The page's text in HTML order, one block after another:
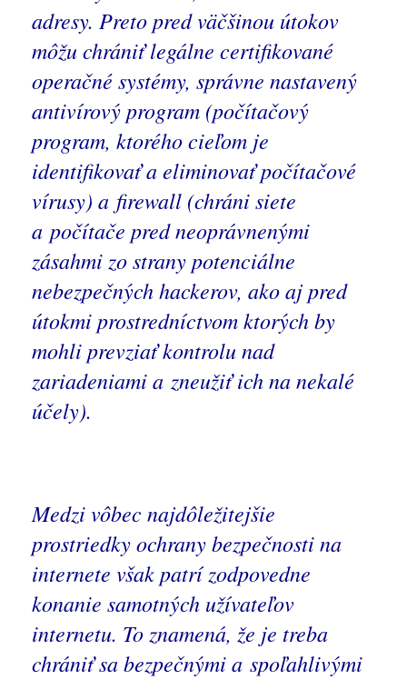
adresy. Preto pred väčšinou útokov
môžu chrániť legálne certifikované
operačné systémy, správne nastavený
antivírový program (počítačový
program, ktorého cieľom je
identifikovať a eliminovať počítačové
vírusy) a firewall (chráni siete
a počítače pred neoprávnenými
zásahmi zo strany potenciálne
nebezpečných hackerov, ako aj pred
útokmi prostredníctvom ktorých by
mohli prevziať kontrolu nad
zariadeniami a zneužiť ich na nekalé
účely).
Medzi vôbec najdôležitejšie
prostriedky ochrany bezpečnosti na
internete však patrí zodpovedne
konanie samotných užívateľov
internetu. To znamená, že je treba
chrániť sa bezpečnými a spoľahlivými